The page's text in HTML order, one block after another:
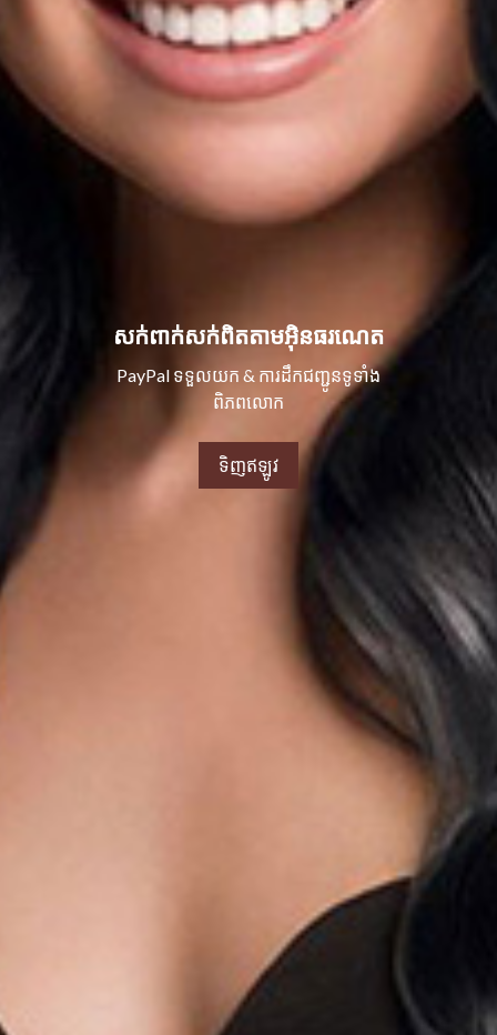
សក់ពាក់សក់ពិតតាមអ៊ិនធរណេត
PayPal ទទួលយក & ការដឹកជញ្ជូនទូទាំង
ពិភពលោក
ទិញឥឡូវ